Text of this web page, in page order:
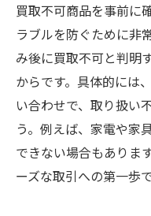
買取不可商品を事前に
ラブルを防ぐために非
み後に買取不可と判明
からです。具体的には
い合わせで、取り扱い
う。例えば、家電や家
できない場合もありま
ーズな取引への第一歩で